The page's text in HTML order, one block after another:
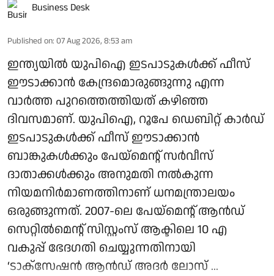
Business Desk
Published on: 07 Aug 2026, 8:53 am
ഇന്ത്യയിൽ യുപിഐ ഇടപാടുകൾക്ക് ഫീസ്
ഈടാക്കാൻ കേന്ദ്രമൊരുങ്ങുന്നു എന്ന
വാർത്ത പുറത്തെത്തിയത് കഴിഞ്ഞ
ദിവസമാണ്. യുപിഐ, റൂപേ ഡെബിറ്റ് കാർഡ്
ഇടപാടുകൾക്ക് ഫീസ് ഈടാക്കാൻ
ബാങ്കുകൾക്കും പേയ്മെന്റ് സർവീസ്
ദാതാക്കൾക്കും അനുമതി നൽകുന്ന
നിയമനിർമാണത്തിനാണ് ധനമന്ത്രാലയം
ഒരുങ്ങുന്നത്. 2007-ലെ പേയ്‌മെന്റ് ആന്‍ഡ്
സെറ്റില്‍മെന്റ് സിസ്റ്റംസ് ആക്ടിലെ 10 എ
വകുപ്പ് ഭേദഗതി ചെയ്യുന്നതിനായി
‘ടാക്‌സേഷന്‍ ആന്‍ഡ് അദര്‍ ലോസ് ...